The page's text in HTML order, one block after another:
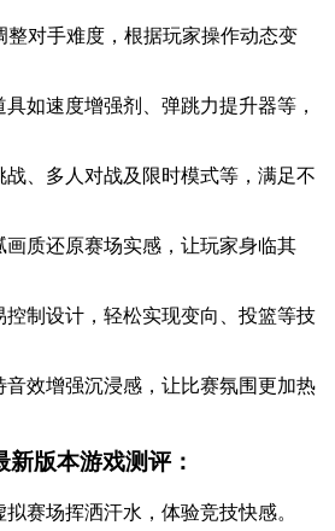
整对手难度，根据玩家操作动态变
如速度增强剂、弹跳力提升器等，
、多人对战及限时模式等，满足不
质还原赛场实感，让玩家身临其
控制设计，轻松实现变向、投篮等技
效增强沉浸感，让比赛氛围更加热
版本游戏测评：
赛场挥洒汗水，体验竞技快感。